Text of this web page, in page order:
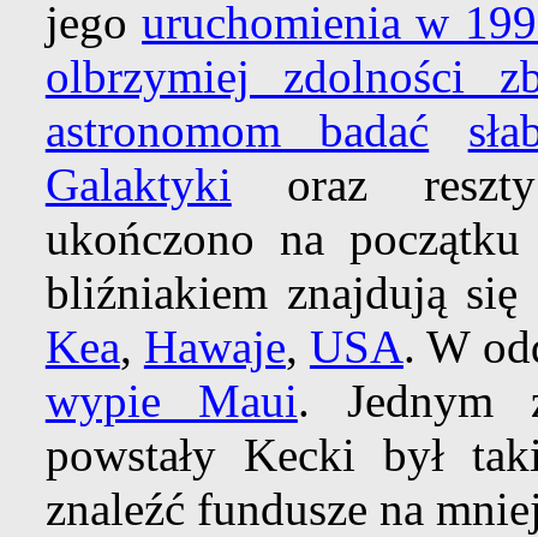
jegouruchomienia w
olbrzymiej zdolności
astronomom badać
Galaktyki oraz
ukończono na
bliźniakiem znajdują
Kea, Hawaje, USA. W
wypie Maui. Jednym
powstały Kecki był
znaleźć fundusze na